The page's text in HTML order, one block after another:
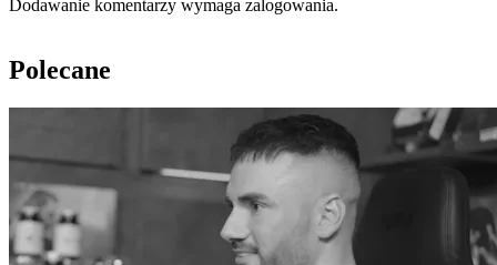
Dodawanie komentarzy wymaga zalogowania.
Polecane